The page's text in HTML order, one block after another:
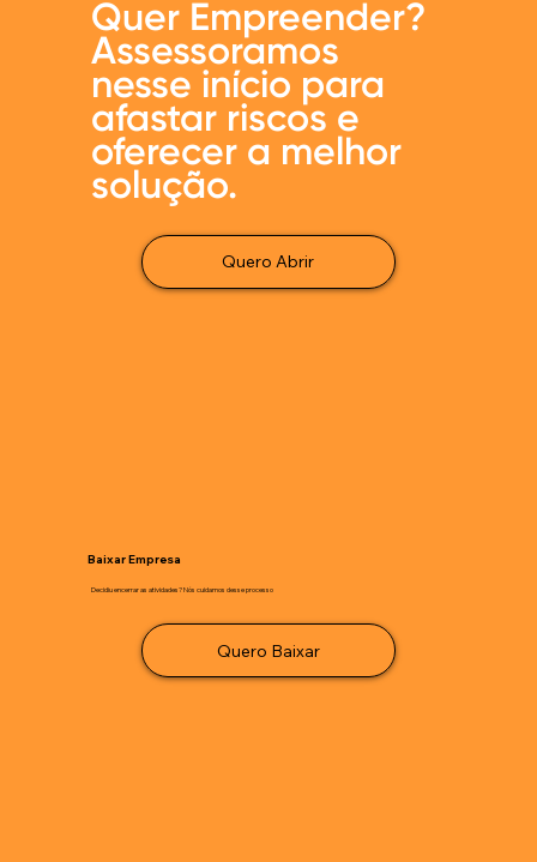
Quer Empreender?
Assessoramos
nesse início para
afastar riscos e
oferecer a melhor
solução.
Quero Abrir
Baixar Empresa
Decidiu encerrar as atividades? Nós cuidamos desse processo
Quero Baixar